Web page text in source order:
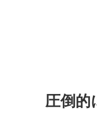
圧倒的